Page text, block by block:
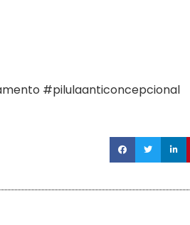
#pilulaanticoncepcional